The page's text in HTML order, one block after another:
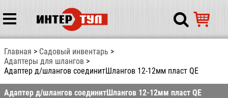
Главная
Садовый инвентарь
Адаптеры для шлангов
Адаптер д/шлангов соединитШлангов 12-12мм пласт QE
Адаптер д/шлангов соединитШлангов 12-12мм пласт QE